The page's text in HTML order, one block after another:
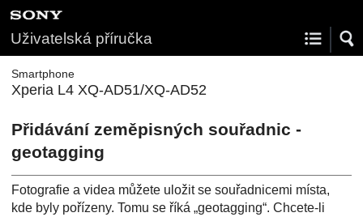
Uživatelská příručka
Smartphone
Xperia L4 XQ-AD51/XQ-AD52
Přidávání zeměpisných souřadnic -
geotagging
Fotografie a videa můžete uložit se souřadnicemi místa,
kde byly pořízeny. Tomu se říká „geotagging“. Chcete-li